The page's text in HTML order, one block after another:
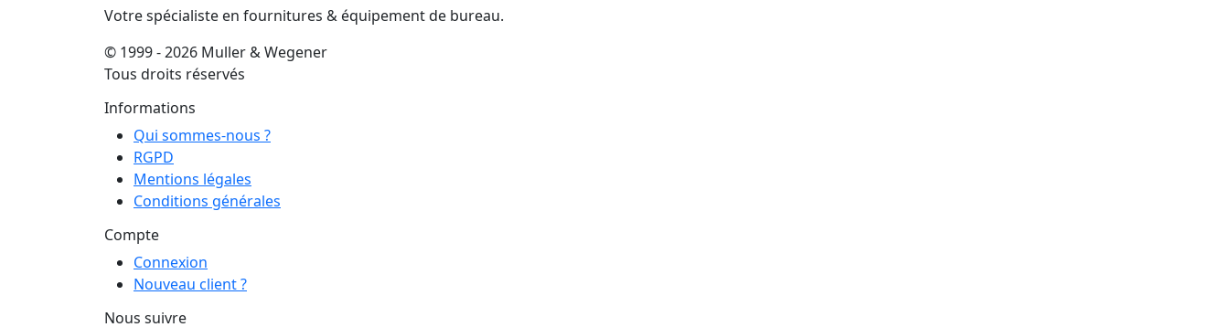
Votre spécialiste en fournitures & équipement de bureau.
© 1999 - 2026 Muller & Wegener
Tous droits réservés
Informations
Qui sommes-nous ?
RGPD
Mentions légales
Conditions générales
Compte
Connexion
Nouveau client ?
Nous suivre